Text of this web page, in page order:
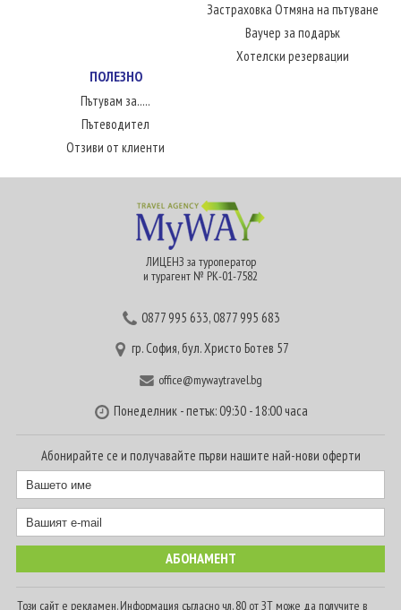
Застраховка Отмяна на пътуване
Ваучер за подарък
Хотелски резервации
ПОЛЕЗНО
Пътувам за.....
Пътеводител
Отзиви от клиенти
ЛИЦЕНЗ за туроператор
и турагент № РК-01-7582
0877 995 633,0877 995 683
гр. София, бул. Христо Ботев 57
office@mywaytravel.bg
Понеделник - петък: 09:30 - 18:00 часа
Абонирайте се и получавайте първи нашите най-нови оферти
Този сайт е рекламен. Информация съгласно чл. 80 от ЗТ може да получите в